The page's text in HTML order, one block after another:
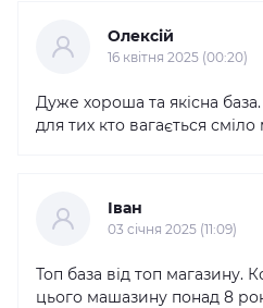
Олексій
16 квітня 2025 (00:20)
Дуже хороша та якісна
для тих кто вагається
Іван
03 cічня 2025 (11:09)
Топ база від топ магазину.
цього машазину понад 8